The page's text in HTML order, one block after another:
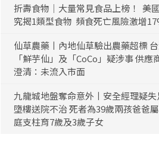
折壽食物｜大量常見食品上榜！ 美
究揭1類型食物 頻食死亡風險激增
仙草農藥丨內地仙草驗出農藥超標
「鮮芋仙」及「CoCo」疑涉事 供應
澄清：未流入市面
九龍城地盤奪命意外丨安全經理疑失
墮樓送院不治 死者為39歲兩孩爸爸
庭支柱育7歲及3歲子女